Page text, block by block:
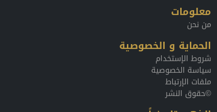
معلومات
من نحن
الحماية و الخصوصية
شروط الإستخدام
سياسة الخصوصية
ملفات الإرتباط
©حقوق النشر